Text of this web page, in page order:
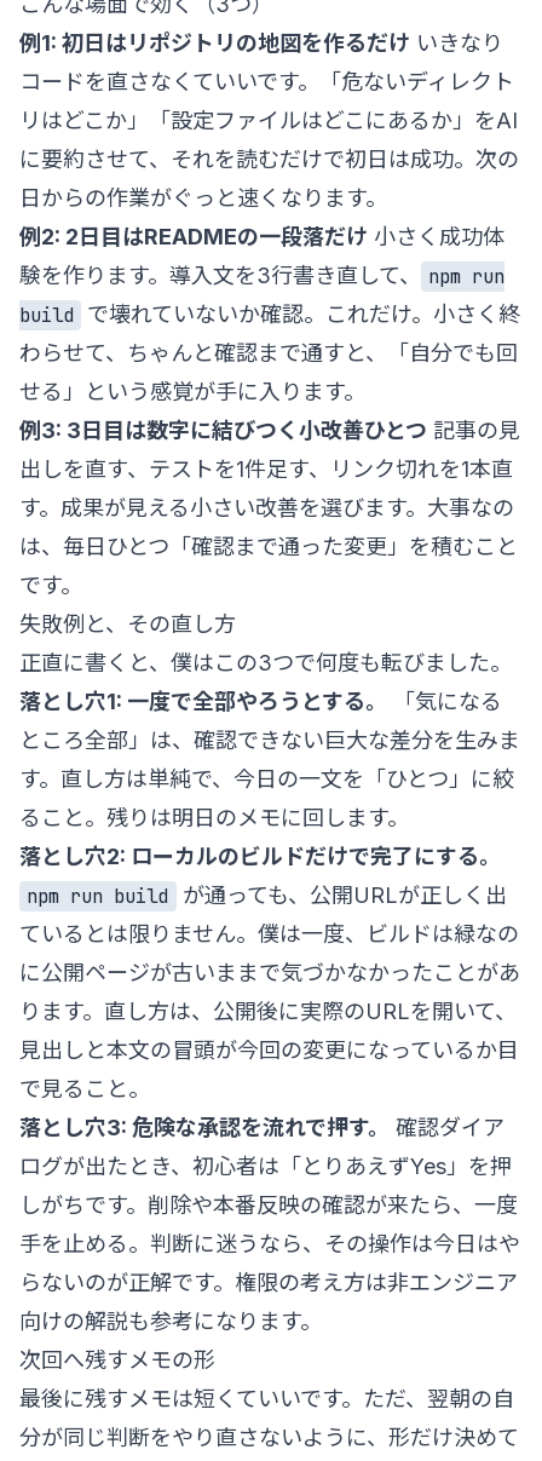
例1: 初日はリポジトリの地図を作るだけ いきなり
コードを直さなくていいです。「危ないディレクト
リはどこか」「設定ファイルはどこにあるか」をAI
に要約させて、それを読むだけで初日は成功。次の
日からの作業がぐっと速くなります。
例2: 2日目はREADMEの一段落だけ 小さく成功体
験を作ります。導入文を3行書き直して、
npm run
build
で壊れていないか確認。これだけ。小さく終
わらせて、ちゃんと確認まで通すと、「自分でも回
せる」という感覚が手に入ります。
例3: 3日目は数字に結びつく小改善ひとつ 記事の見
出しを直す、テストを1件足す、リンク切れを1本直
す。成果が見える小さい改善を選びます。大事なの
は、毎日ひとつ「確認まで通った変更」を積むこと
です。
失敗例と、その直し方
正直に書くと、僕はこの3つで何度も転びました。
落とし穴1: 一度で全部やろうとする。
「気になる
ところ全部」は、確認できない巨大な差分を生みま
す。直し方は単純で、今日の一文を「ひとつ」に絞
ること。残りは明日のメモに回します。
落とし穴2: ローカルのビルドだけで完了にする。
npm run build
が通っても、公開URLが正しく出
ているとは限りません。僕は一度、ビルドは緑なの
に公開ページが古いままで気づかなかったことがあ
ります。直し方は、公開後に実際のURLを開いて、
見出しと本文の冒頭が今回の変更になっているか目
で見ること。
落とし穴3: 危険な承認を流れで押す。
確認ダイア
ログが出たとき、初心者は「とりあえずYes」を押
しがちです。削除や本番反映の確認が来たら、一度
手を止める。判断に迷うなら、その操作は今日はや
らないのが正解です。権限の考え方は非エンジニア
向けの解説も参考になります。
次回へ残すメモの形
最後に残すメモは短くていいです。ただ、翌朝の自
分が同じ判断をやり直さないように、形だけ決めて